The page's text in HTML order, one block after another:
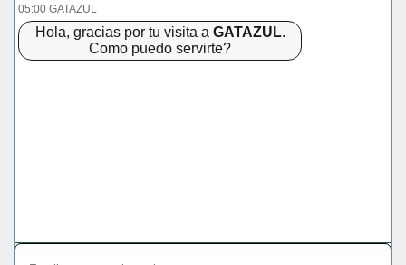
05:00 GATAZUL
Hola, gracias por tu visita a GATAZUL.
Como puedo servirte?